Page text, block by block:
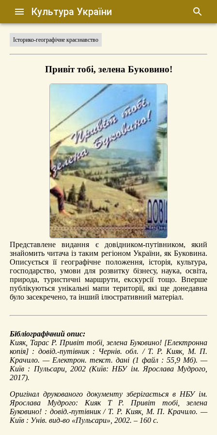
Культура України
Історико-географічне краєзнавство
Привіт тобі, зелена Буковино!
Представлене видання є довідником-путівником, який
знайомить читача із таким регіоном України, як Буковина.
Описується її географічне положення, історія, культура,
господарство, умови для розвитку бізнесу, наука, освіта,
природа, туристичні маршрути, екскурсії тощо. Вперше
публікуються унікальні мапи території, які ще донедавна
було засекречено, та інший ілюстративний матеріал.
Бібліографічний опис:
Кияк, Тарас Р. Привіт тобі, зелена Буковино! [Електронна
копія] : довід.-путівник : Чернів. обл. / Т. Р. Кияк, М. П.
Крачило. — Електрон. текст. дані (1 файл : 55,9 Мб). —
Київ : Пульсари, 2002 (Київ: НБУ ім. Ярослава Мудрого,
2017).
Оригінал друкованого документу зберігається в НБУ ім.
Ярослава Мудрого: Кияк Т Р. Привіт тобі, зелена
Буковино! : довід.-путівник / Т. Р. Кияк, М. П. Крачило. —
Київ : Унів. вид-во «Пульсари», 2002. – 160 с.